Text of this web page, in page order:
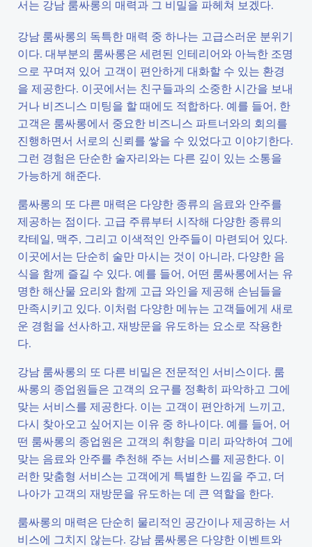
서는 강남 룸싸롱의 매력과 그 비밀을 파헤쳐 보겠다.
강남 룸싸롱의 독특한 매력 중 하나는 고급스러운 분위기
이다. 대부분의 룸싸롱은 세련된 인테리어와 아늑한 조명
으로 꾸며져 있어 고객이 편안하게 대화할 수 있는 환경
을 제공한다. 이곳에서는 친구들과의 소중한 시간을 보내
거나 비즈니스 미팅을 할 때에도 적합하다. 예를 들어, 한
고객은 룸싸롱에서 중요한 비즈니스 파트너와의 회의를
진행하면서 서로의 신뢰를 쌓을 수 있었다고 이야기한다.
그런 경험은 단순한 술자리와는 다른 깊이 있는 소통을
가능하게 해준다.
룸싸롱의 또 다른 매력은 다양한 종류의 음료와 안주를
제공하는 점이다. 고급 주류부터 시작해 다양한 종류의
칵테일, 맥주, 그리고 이색적인 안주들이 마련되어 있다.
이곳에서는 단순히 술만 마시는 것이 아니라, 다양한 음
식을 함께 즐길 수 있다. 예를 들어, 어떤 룸싸롱에서는 유
명한 해산물 요리와 함께 고급 와인을 제공해 손님들을
만족시키고 있다. 이처럼 다양한 메뉴는 고객들에게 새로
운 경험을 선사하고, 재방문을 유도하는 요소로 작용한
다.
강남 룸싸롱의 또 다른 비밀은 전문적인 서비스이다. 룸
싸롱의 종업원들은 고객의 요구를 정확히 파악하고 그에
맞는 서비스를 제공한다. 이는 고객이 편안하게 느끼고,
다시 찾아오고 싶어지는 이유 중 하나이다. 예를 들어, 어
떤 룸싸롱의 종업원은 고객의 취향을 미리 파악하여 그에
맞는 음료와 안주를 추천해 주는 서비스를 제공한다. 이
러한 맞춤형 서비스는 고객에게 특별한 느낌을 주고, 더
나아가 고객의 재방문을 유도하는 데 큰 역할을 한다.
룸싸롱의 매력은 단순히 물리적인 공간이나 제공하는 서
비스에 그치지 않는다. 강남 룸싸롱은 다양한 이벤트와